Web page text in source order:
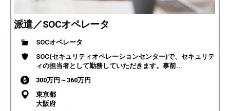
派遣／SOCオペレータ
SOCオペレータ
SOC(セキュリティオペレーションセンター)で、セキュリテ
ィの担当者として勤務していただきます。事前...
300万円～360万円
東京都
大阪府